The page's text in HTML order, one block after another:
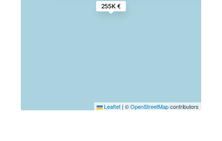
255K €
Leaflet | ©OpenStreetMapcontributors